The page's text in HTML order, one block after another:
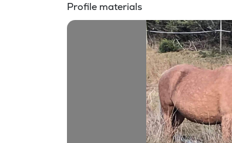
Profile materials